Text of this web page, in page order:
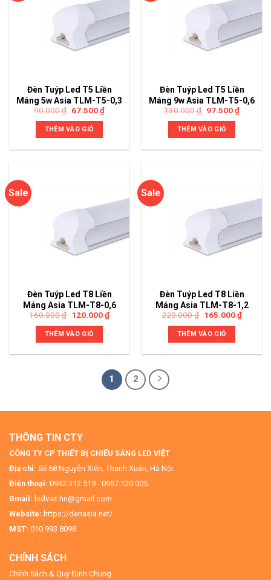
Đèn Tuýp Led T5 Liền
Máng 5w Asia TLM-T5-0,3
90.000₫ 67.500₫
THÊM VÀO GIỎ
Đèn Tuýp Led T5 Liền
Máng 9w Asia TLM-T5-0,6
130.000₫ 97.500₫
THÊM VÀO GIỎ
Sale
Đèn Tuýp Led T8 Liền
Máng Asia TLM-T8-0,6
160.000₫ 120.000₫
THÊM VÀO GIỎ
Sale
Đèn Tuýp Led T8 Liền
Máng Asia TLM-T8-1,2
220.000₫ 165.000₫
THÊM VÀO GIỎ
1 2
THÔNG TIN CTY
CÔNG TY CP THIẾT BỊ CHIẾU SÁNG LED VIỆT
Địa chỉ: Số 68 Nguyễn Xiển, Thanh Xuân, Hà Nội.
Điện thoại: 0932.312.519 - 0967.120.005.
Gmail: ledviet.hn@gmail.com.
Website: https://denasia.net/
MST: 010 993 8098.
CHÍNH SÁCH
Chính Sách & Quy Định Chung